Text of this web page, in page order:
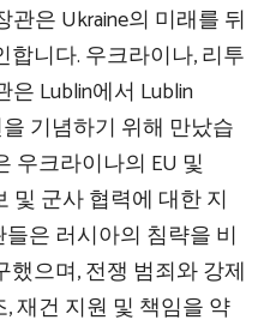
관은 Ukraine의 미래를 뒤
니다. 우크라이나, 리투
Lublin에서 Lublin
기념하기 위해 만났습
우크라이나의 EU 및
및 군사 협력에 대한 지
은 러시아의 침략을 비
으며, 전쟁 범죄와 강제
재건 지원 및 책임을 약